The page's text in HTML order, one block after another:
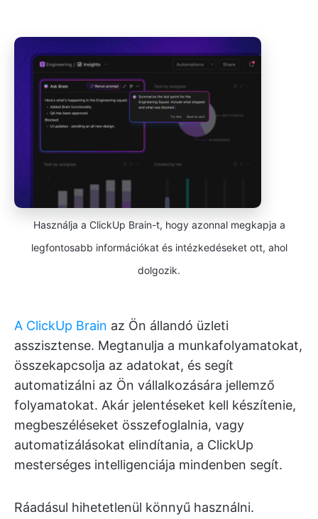
Használja a ClickUp Brain-t, hogy azonnal megkapja a
legfontosabb információkat és intézkedéseket ott, ahol
dolgozik.
A ClickUp Brain az Ön állandó üzleti
asszisztense. Megtanulja a munkafolyamatokat,
összekapcsolja az adatokat, és segít
automatizálni az Ön vállalkozására jellemző
folyamatokat. Akár jelentéseket kell készítenie,
megbeszéléseket összefoglalnia, vagy
automatizálásokat elindítania, a ClickUp
mesterséges intelligenciája mindenben segít.
Ráadásul hihetetlenül könnyű használni.